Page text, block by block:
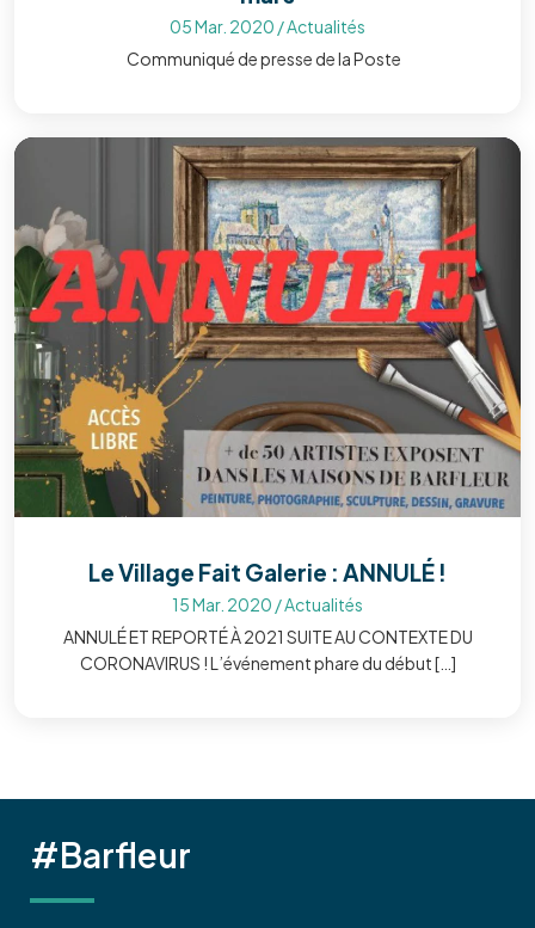
05 Mar. 2020 /Actualités
Communiqué de presse de la Poste
Le Village Fait Galerie : ANNULÉ !
15 Mar. 2020 /Actualités
ANNULÉ ET REPORTÉ À 2021 SUITE AU CONTEXTE DU
CORONAVIRUS ! L’événement phare du début […]
#Barfleur